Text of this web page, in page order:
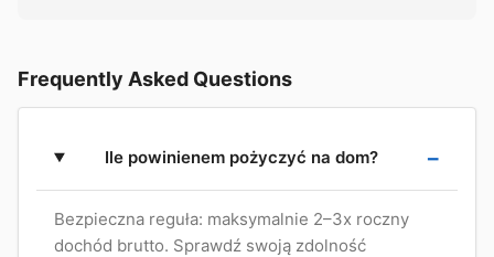
Frequently Asked Questions
Ile powinienem pożyczyć na dom?
Bezpieczna reguła: maksymalnie 2–3x roczny
dochód brutto. Sprawdź swoją zdolność